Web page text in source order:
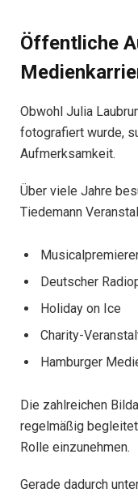
Öffentliche
Obwohl Julia
fotografiert wurde,
Aufmerksamkeit.
Über viele Jahre
Tiedemann
Deutscher
Holiday on Ice
Charity-
Hamburger
Die zahlreichen
regelmäßig
Rolle einzunehmen.
Gerade dadurch